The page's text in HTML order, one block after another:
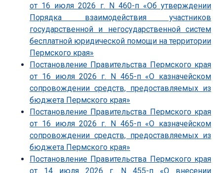
от 16 июля 2026 г. N 460-п «Об утверждении
Порядка взаимодействия участников
государственной и негосударственной систем
бесплатной юридической помощи на территории
Пермского края»
Постановление Правительства Пермского края
от 16 июля 2026 г. N 465-п «О казначейском
сопровождении средств, предоставляемых из
бюджета Пермского края»
Постановление Правительства Пермского края
от 16 июля 2026 г. N 465-п «О казначейском
сопровождении средств, предоставляемых из
бюджета Пермского края»
Постановление Правительства Пермского края
от 14 июля 2026 г. N 455-п «О внесении